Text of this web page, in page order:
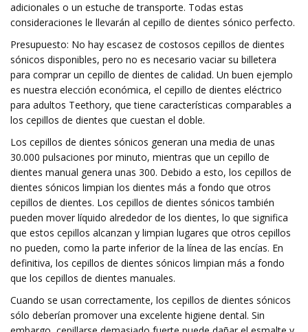
adicionales o un estuche de transporte. Todas estas
consideraciones le llevarán al cepillo de dientes sónico perfecto.
Presupuesto: No hay escasez de costosos cepillos de dientes
sónicos disponibles, pero no es necesario vaciar su billetera
para comprar un cepillo de dientes de calidad. Un buen ejemplo
es nuestra elección económica, el cepillo de dientes eléctrico
para adultos Teethory, que tiene características comparables a
los cepillos de dientes que cuestan el doble.
Los cepillos de dientes sónicos generan una media de unas
30.000 pulsaciones por minuto, mientras que un cepillo de
dientes manual genera unas 300. Debido a esto, los cepillos de
dientes sónicos limpian los dientes más a fondo que otros
cepillos de dientes. Los cepillos de dientes sónicos también
pueden mover líquido alrededor de los dientes, lo que significa
que estos cepillos alcanzan y limpian lugares que otros cepillos
no pueden, como la parte inferior de la línea de las encías. En
definitiva, los cepillos de dientes sónicos limpian más a fondo
que los cepillos de dientes manuales.
Cuando se usan correctamente, los cepillos de dientes sónicos
sólo deberían promover una excelente higiene dental. Sin